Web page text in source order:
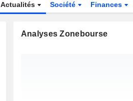
Actualités Société Finances
Analyses Zonebourse